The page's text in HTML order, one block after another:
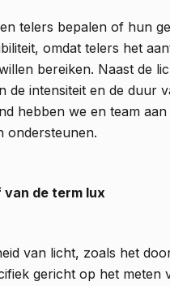
telers bepalen of hun
omdat telers het
bereiken. Naast de
de intensiteit en de duur
hebben we en team
ondersteunen.
van de term lux
van licht, zoals het
gericht op het meten